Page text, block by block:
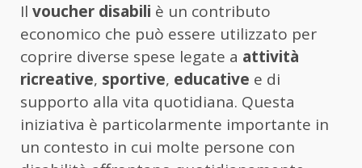
Il voucher disabili è un contributo
economico che può essere utilizzato per
coprire diverse spese legate a attività
ricreative, sportive, educative e di
supporto alla vita quotidiana. Questa
iniziativa è particolarmente importante in
un contesto in cui molte persone con